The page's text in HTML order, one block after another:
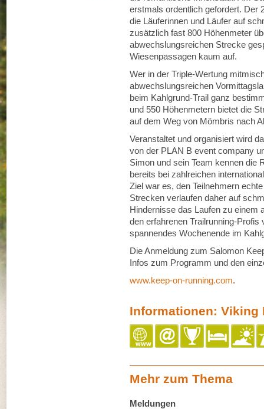
erstmals ordentlich gefordert. Der
die Läuferinnen und Läufer auf
zusätzlich fast 800 Höhenmeter
abwechslungsreichen Strecke
Wiesenpassagen kaum auf.
Wer in der Triple-Wertung
abwechslungsreichen
beim Kahlgrund-Trail ganz
und 550 Höhenmetern bietet die
auf dem Weg von Mömbris nach
Veranstaltet und organisiert wird
von der PLAN B event company
Simon und sein Team kennen die
bereits bei zahlreichen
Ziel war es, den Teilnehmern
Strecken verlaufen daher auf
Hindernisse das Laufen zu einem
den erfahrenen Trailrunning-
spannendes Wochenende im
Die Anmeldung zum Salomon
Infos zum Programm und den
www.keep-on-running.com.
Informationen: Viking
Mehr zum Thema
Meldungen